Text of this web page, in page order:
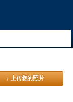
↑ 上传您的照片